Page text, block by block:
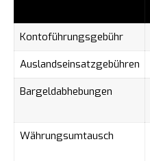
Kontoführungsgebühr
Auslandseinsatzgebühren
Bargeldabhebungen
Währungsumtausch